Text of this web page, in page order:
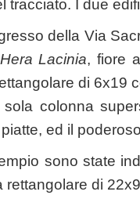
tracciato. I due
della Via
Lacinia, fiore
di 6x19
sola colonna
ed il
sono state
rettangolare di